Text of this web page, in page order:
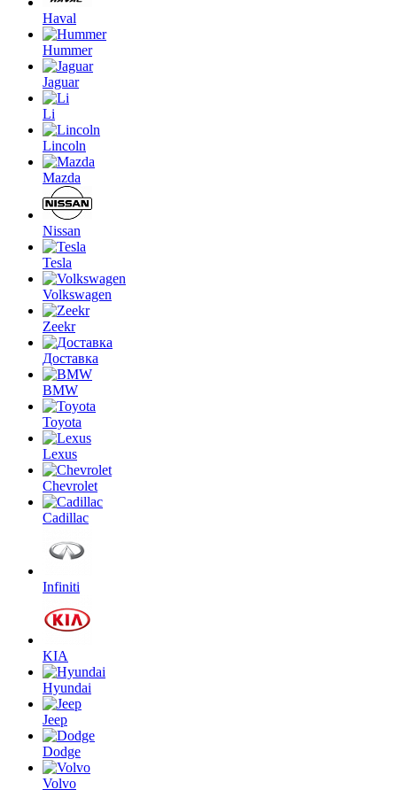
Haval
Hummer
Jaguar
Li
Lincoln
Mazda
Nissan
Tesla
Volkswagen
Zeekr
Доставка
BMW
Toyota
Lexus
Chevrolet
Cadillac
Infiniti
KIA
Hyundai
Jeep
Dodge
Volvo